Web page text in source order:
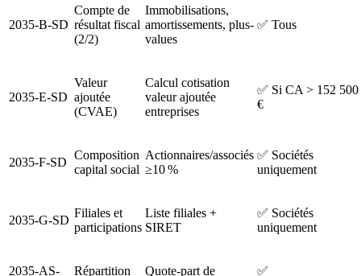
2035-B-SD
Compte de
résultat fiscal
(2/2)
Immobilisations,
amortissements, plus-
values
✅ Tous
2035-E-SD
Valeur
ajoutée
(CVAE)
Calcul cotisation
valeur ajoutée
entreprises
✅ Si CA > 152 500
€
2035-F-SD
Composition
capital social
Actionnaires/associés
≥10 %
✅ Sociétés
uniquement
2035-G-SD
Filiales et
participations
Liste filiales +
SIRET
✅ Sociétés
uniquement
2035-AS-
Répartition
Quote-part de
✅